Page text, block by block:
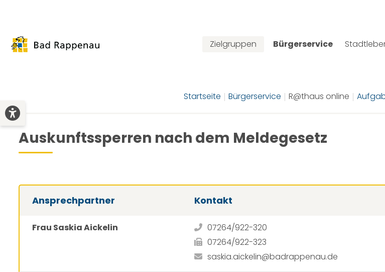
Zielgruppen Bürgerservice
Startseite Bürgerservice R@thaus online
Auskunftssperren nach dem Meldegesetz
Ansprechpartner Kontakt
Frau Saskia Aickelin
07264/922-320
07264/922-323
saskia.aickelin@badrappenau.de